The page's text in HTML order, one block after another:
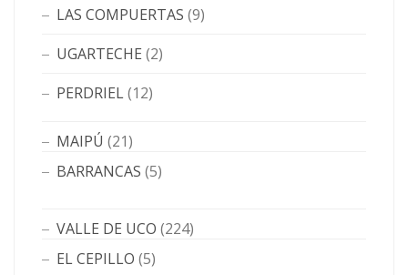
LAS COMPUERTAS (9)
UGARTECHE (2)
PERDRIEL(12)
MAIPÚ (21)
BARRANCAS (5)
VALLE DE UCO (224)
EL CEPILLO (5)